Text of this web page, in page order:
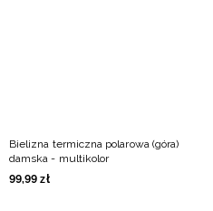
Bielizna termiczna polarowa (góra)
damska - multikolor
99,99 zł